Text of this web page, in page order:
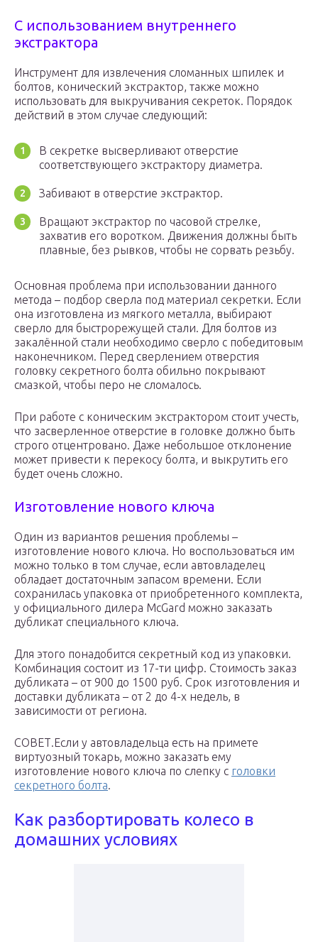
С использованием внутреннего
экстрактора
Инструмент для извлечения сломанных шпилек и
болтов, конический экстрактор, также можно
использовать для выкручивания секреток. Порядок
действий в этом случае следующий:
В секретке высверливают отверстие
соответствующего экстрактору диаметра.
Забивают в отверстие экстрактор.
Вращают экстрактор по часовой стрелке,
захватив его воротком. Движения должны быть
плавные, без рывков, чтобы не сорвать резьбу.
Основная проблема при использовании данного
метода – подбор сверла под материал секретки. Если
она изготовлена из мягкого металла, выбирают
сверло для быстрорежущей стали. Для болтов из
закалённой стали необходимо сверло с победитовым
наконечником. Перед сверлением отверстия
головку секретного болта обильно покрывают
смазкой, чтобы перо не сломалось.
При работе с коническим экстрактором стоит учесть,
что засверленное отверстие в головке должно быть
строго отцентровано. Даже небольшое отклонение
может привести к перекосу болта, и выкрутить его
будет очень сложно.
Изготовление нового ключа
Один из вариантов решения проблемы –
изготовление нового ключа. Но воспользоваться им
можно только в том случае, если автовладелец
обладает достаточным запасом времени. Если
сохранилась упаковка от приобретенного комплекта,
у официального дилера McGard можно заказать
дубликат специального ключа.
Для этого понадобится секретный код из упаковки.
Комбинация состоит из 17-ти цифр. Стоимость заказ
дубликата – от 900 до 1500 руб. Срок изготовления и
доставки дубликата – от 2 до 4-х недель, в
зависимости от региона.
СОВЕТ.Если у автовладельца есть на примете
виртуозный токарь, можно заказать ему
изготовление нового ключа по слепку с головки
секретного болта.
Как разбортировать колесо в
домашних условиях